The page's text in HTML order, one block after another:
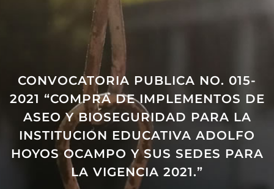
CONVOCATORIA PUBLICA NO. 015-
2021 “COMPRA DE IMPLEMENTOS DE
ASEO Y BIOSEGURIDAD PARA LA
INSTITUCION EDUCATIVA ADOLFO
HOYOS OCAMPO Y SUS SEDES PARA
LA VIGENCIA 2021.”